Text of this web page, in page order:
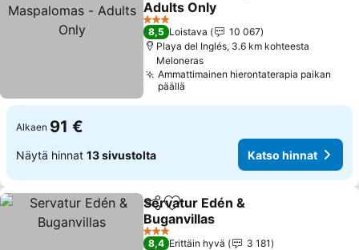
Adults Only
Katso hinnat
3 Tähtiluokitus
8,5 Loistava
10 067
Playa del Inglés, 3.6 km kohteesta
Meloneras
Ammattimainen hierontaterapia paikan
päällä
Alkaen 91 €
Näytä hinnat 13 sivustolta Katso hinnat
Jaa Lisää suosikkeihin
Servatur Edén &
Buganvillas
Katso hinnat
3 Tähtiluokitus
8,4 Erittäin hyvä
3 181